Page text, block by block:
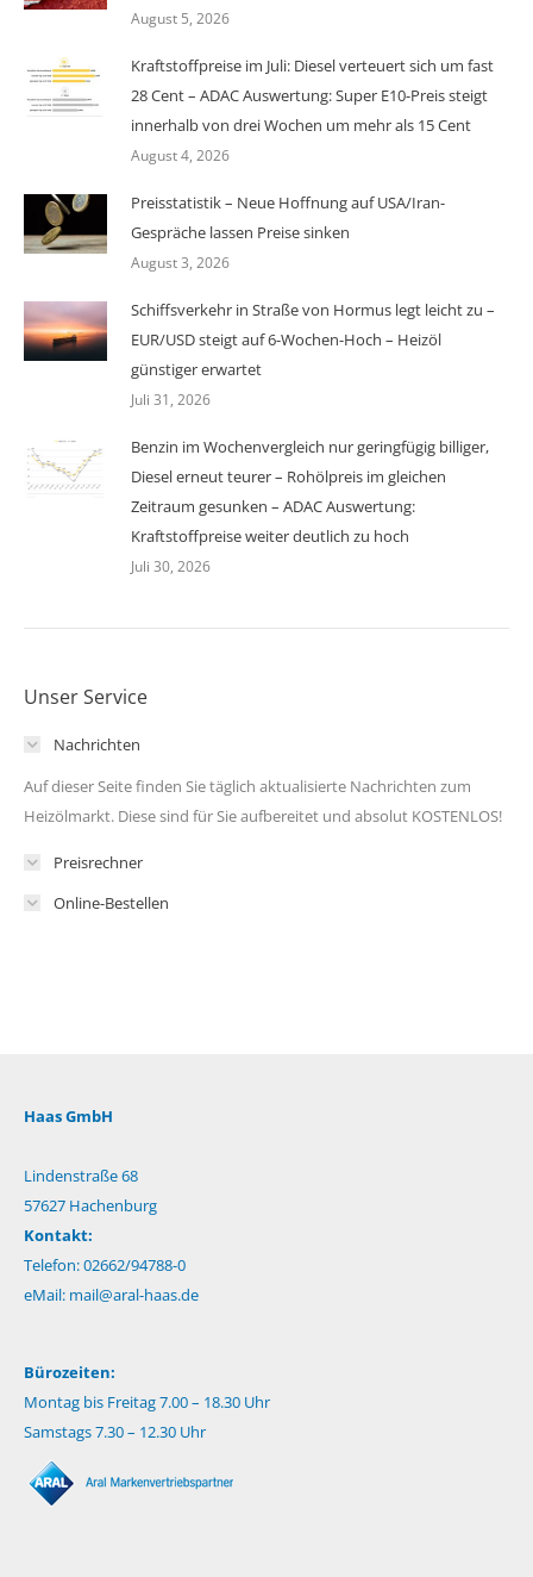
August 5, 2026
Kraftstoffpreise im Juli: Diesel verteuert sich um fast
28 Cent – ADAC Auswertung: Super E10-Preis steigt
innerhalb von drei Wochen um mehr als 15 Cent
August 4, 2026
Preisstatistik – Neue Hoffnung auf USA/Iran-
Gespräche lassen Preise sinken
August 3, 2026
Schiffsverkehr in Straße von Hormus legt leicht zu –
EUR/USD steigt auf 6-Wochen-Hoch – Heizöl
günstiger erwartet
Juli 31, 2026
Benzin im Wochenvergleich nur geringfügig billiger,
Diesel erneut teurer – Rohölpreis im gleichen
Zeitraum gesunken – ADAC Auswertung:
Kraftstoffpreise weiter deutlich zu hoch
Juli 30, 2026
Unser Service
Nachrichten
Auf dieser Seite finden Sie täglich aktualisierte Nachrichten zum
Heizölmarkt. Diese sind für Sie aufbereitet und absolut KOSTENLOS!
Preisrechner
Online-Bestellen
Haas GmbH
Lindenstraße 68
57627 Hachenburg
Kontakt:
Telefon: 02662/94788-0
eMail: mail@aral-haas.de
Bürozeiten:
Montag bis Freitag 7.00 – 18.30 Uhr
Samstags 7.30 – 12.30 Uhr